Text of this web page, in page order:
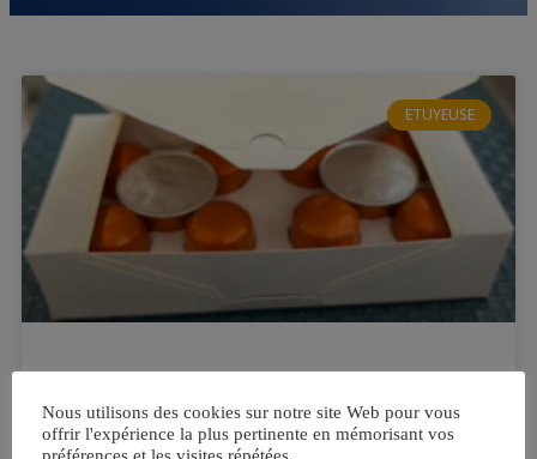
ETUYEUSE
capsules de café Nespresso®*
compatibles
Nous utilisons des cookies sur notre site Web pour vous
offrir l'expérience la plus pertinente en mémorisant vos